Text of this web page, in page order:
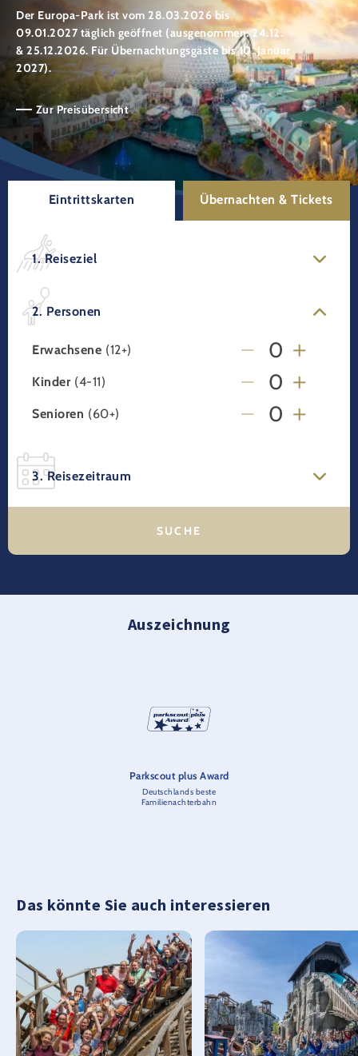
Der Europa-Park ist vom 28.03.2026 bis
09.01.2027 täglich geöffnet (ausgenommen: 24.12.
& 25.12.2026. Für Übernachtungsgäste bis 10. Januar
2027).
Zur Preisübersicht
Eintrittskarten Übernachten & Tickets
1. Reiseziel
2. Personen
Erwachsene (12+)
Kinder (4-11)
Senioren (60+)
3. Reisezeitraum
Auszeichnung
Parkscout plus Award
Deutschlands beste
Familienachterbahn
Das könnte Sie auch interessieren